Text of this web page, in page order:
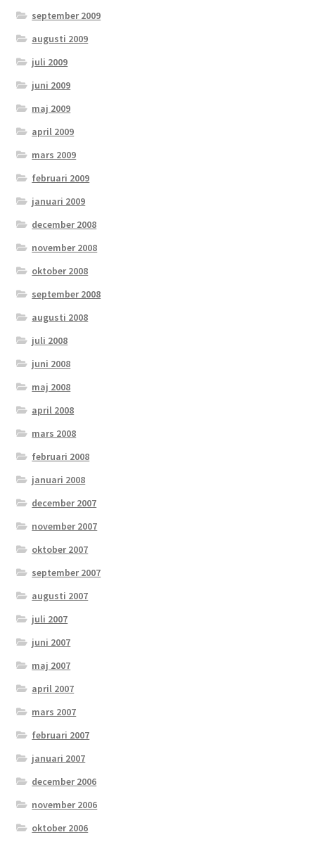
september 2009
augusti 2009
juli 2009
juni 2009
maj 2009
april 2009
mars 2009
februari 2009
januari 2009
december 2008
november 2008
oktober 2008
september 2008
augusti 2008
juli 2008
juni 2008
maj 2008
april 2008
mars 2008
februari 2008
januari 2008
december 2007
november 2007
oktober 2007
september 2007
augusti 2007
juli 2007
juni 2007
maj 2007
april 2007
mars 2007
februari 2007
januari 2007
december 2006
november 2006
oktober 2006